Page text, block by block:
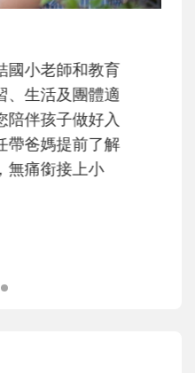
男人│讀懂父親的
！男人總是在一次
，跟著孩子一起長
遊戲，到獨立自
的能力養成。爸爸